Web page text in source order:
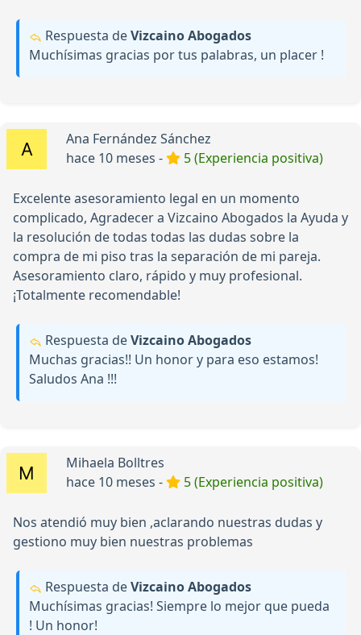
Respuesta deVizcaino Abogados
Muchísimas gracias por tus palabras, un placer !
Ana Fernández Sánchez
hace 10 meses -
5 (Experiencia positiva)
Excelente asesoramiento legal en un momento
complicado, Agradecer a Vizcaino Abogados la Ayuda y
la resolución de todas todas las dudas sobre la
compra de mi piso tras la separación de mi pareja.
Asesoramiento claro, rápido y muy profesional.
¡Totalmente recomendable!
Respuesta deVizcaino Abogados
Muchas gracias!! Un honor y para eso estamos!
Saludos Ana !!!
Mihaela Bolltres
hace 10 meses -
5 (Experiencia positiva)
Nos atendió muy bien ,aclarando nuestras dudas y
gestiono muy bien nuestras problemas
Respuesta deVizcaino Abogados
Muchísimas gracias! Siempre lo mejor que pueda
! Un honor!